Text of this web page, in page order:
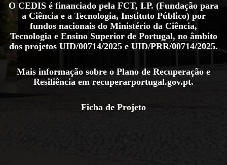
O CEDIS é financiado pela FCT, I.P. (Fundação para
a Ciência e a Tecnologia, Instituto Público) por
fundos nacionais do Ministério da Ciência,
Tecnologia e Ensino Superior de Portugal, no âmbito
dos projetos UID/00714/2025 e UID/PRR/00714/2025.
Mais informação sobre o Plano de Recuperação e
Resiliência em recuperarportugal.gov.pt.
Ficha de Projeto